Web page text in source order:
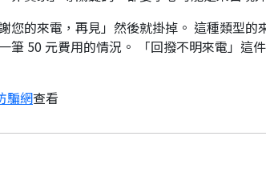
您的來電，再見」然後就掛掉。 這種類型
50 元費用的情況。 「回撥不明來電」這
騙網查看